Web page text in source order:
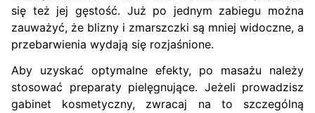
się też jej gęstość. Już po jednym zabiegu można
zauważyć, że blizny i zmarszczki są mniej widoczne, a
przebarwienia wydają się rozjaśnione.
Aby uzyskać optymalne efekty, po masażu należy
stosować preparaty pielęgnujące. Jeżeli prowadzisz
gabinet kosmetyczny, zwracaj na to szczególną